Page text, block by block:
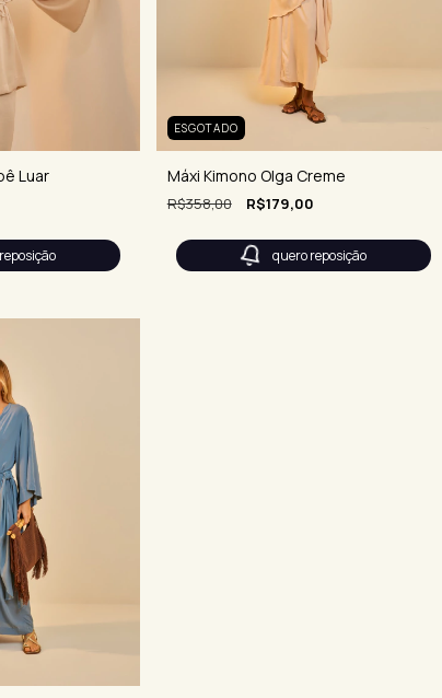
Luar
ESGOTADO
Máxi Kimono Olga Creme
R$358,00 R$179,00
quero reposição